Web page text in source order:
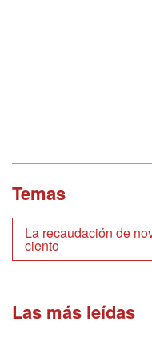
Temas
La recaudación de
ciento
Las más leídas